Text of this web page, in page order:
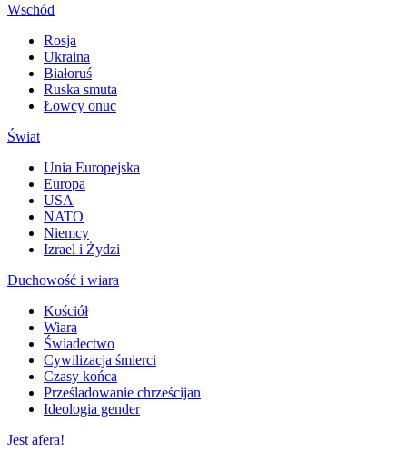
Wschód
Rosja
Ukraina
Białoruś
Ruska smuta
Łowcy onuc
Świat
Unia Europejska
Europa
USA
NATO
Niemcy
Izrael i Żydzi
Duchowość i wiara
Kościół
Wiara
Świadectwo
Cywilizacja śmierci
Czasy końca
Prześladowanie chrześcijan
Ideologia gender
Jest afera!